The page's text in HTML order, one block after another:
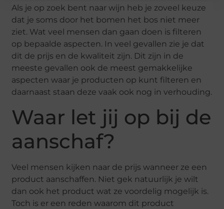
Als je op zoek bent naar wijn heb je zoveel keuze
dat je soms door het bomen het bos niet meer
ziet. Wat veel mensen dan gaan doen is filteren
op bepaalde aspecten. In veel gevallen zie je dat
dit de prijs en de kwaliteit zijn. Dit zijn in de
meeste gevallen ook de meest gemakkelijke
aspecten waar je producten op kunt filteren en
daarnaast staan deze vaak ook nog in verhouding.
Waar let jij op bij de
aanschaf?
Veel mensen kijken naar de prijs wanneer ze een
product aanschaffen. Niet gek natuurlijk je wilt
dan ook het product wat ze voordelig mogelijk is.
Toch is er een reden waarom dit product